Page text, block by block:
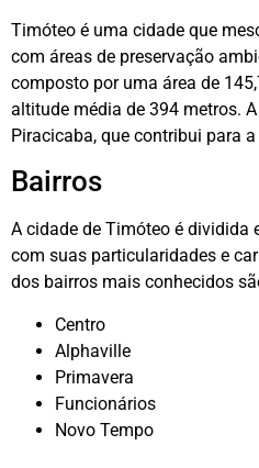
Timóteo é uma cidade que
com áreas de preservação
composto por uma área de
altitude média de 394 metros.
Piracicaba, que contribui para
Bairros
A cidade de Timóteo é dividida
com suas particularidades e
dos bairros mais conhecidos
Centro
Alphaville
Primavera
Funcionários
Novo Tempo